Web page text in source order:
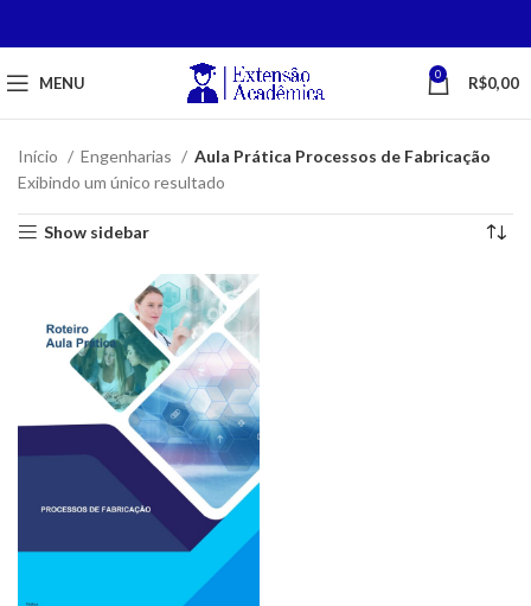
MENU 0 R$0,00
Início Engenharias
Aula Prática Processos de Fabricação
Exibindo um único resultado
Show sidebar